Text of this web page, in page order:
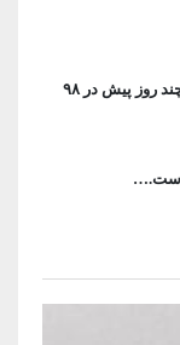
محرم ایماز اهل روستای قالاجیق در سراب بود که چند روز پیش در ۹۸
است.…